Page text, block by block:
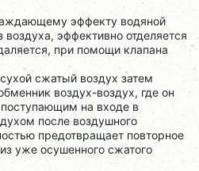
эффекту водяной
воздуха, эффективно отделяется
при помощи клапана
сжатый воздух затем
воздух-воздух, где он
поступающим на входе в
после воздушного
предотвращает повторное
уже осушенного сжатого